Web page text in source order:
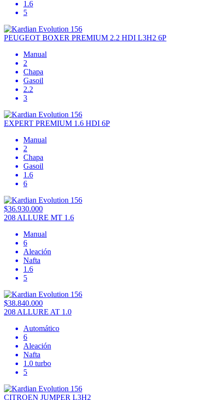
1.6
5
PEUGEOT BOXER PREMIUM 2.2 HDI L3H2 6P
Manual
2
Chapa
Gasoil
2.2
3
EXPERT PREMIUM 1.6 HDI 6P
Manual
2
Chapa
Gasoil
1.6
6
$36.930.000
208 ALLURE MT 1.6
Manual
6
Aleación
Nafta
1.6
5
$38.840.000
208 ALLURE AT 1.0
Automático
6
Aleación
Nafta
1.0 turbo
5
CITROEN JUMPER L3H2